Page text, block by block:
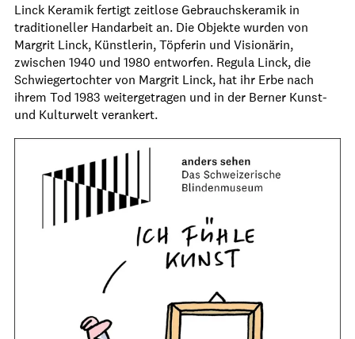
Linck Keramik fertigt zeitlose Gebrauchskeramik in
traditioneller Handarbeit an. Die Objekte wurden von
Margrit Linck, Künstlerin, Töpferin und Visionärin,
zwischen 1940 und 1980 entworfen. Regula Linck, die
Schwiegertochter von Margrit Linck, hat ihr Erbe nach
ihrem Tod 1983 weitergetragen und in der Berner Kunst-
und Kulturwelt verankert.